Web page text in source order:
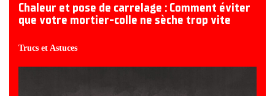
Chaleur et pose de carrelage : Comment éviter
que votre mortier-colle ne sèche trop vite
Trucs et Astuces